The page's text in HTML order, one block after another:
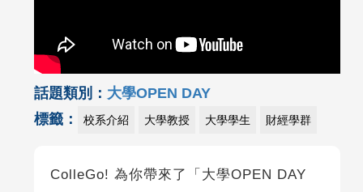
話題類別： 大學OPEN DAY
標籤：
校系介紹 大學教授 大學學生 財經學群
ColleGo! 為你帶來了「大學OPEN DAY